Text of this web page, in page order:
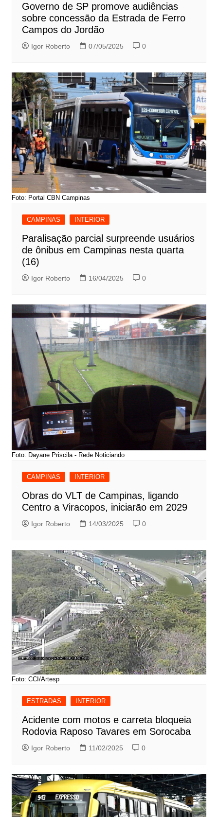
Governo de SP promove audiências
sobre concessão da Estrada de Ferro
Campos do Jordão
Igor Roberto 07/05/2025 0
Foto: Portal CBN Campinas
CAMPINAS INTERIOR
Paralisação parcial surpreende usuários
de ônibus em Campinas nesta quarta
(16)
Igor Roberto 16/04/2025 0
Foto: Dayane Priscila - Rede Noticiando
CAMPINAS INTERIOR
Obras do VLT de Campinas, ligando
Centro a Viracopos, iniciarão em 2029
Igor Roberto 14/03/2025 0
Foto: CCI/Artesp
ESTRADAS INTERIOR
Acidente com motos e carreta bloqueia
Rodovia Raposo Tavares em Sorocaba
Igor Roberto 11/02/2025 0